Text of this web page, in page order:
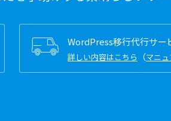
WordPress移行代行サー
詳しい内容はこちら （マニ